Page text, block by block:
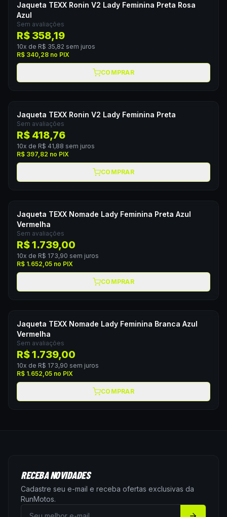
Jaqueta TEXX Ronin V2 Lady Feminina Preta Rosa
Azul
Sem avaliações
R$ 358,19
10x de R$ 35,82 sem juros
R$ 340,28 no PIX
COMPRAR
Jaqueta TEXX Ronin V2 Lady Feminina Preta
Sem avaliações
R$ 418,76
10x de R$ 41,88 sem juros
R$ 397,82 no PIX
COMPRAR
Jaqueta TEXX Nomade Lady Feminina Preta Azul
Vermelha
Sem avaliações
R$ 1.739,00
10x de R$ 173,90 sem juros
R$ 1.652,05 no PIX
COMPRAR
Jaqueta TEXX Nomade Lady Feminina Branca Azul
Vermelha
Sem avaliações
R$ 1.739,00
10x de R$ 173,90 sem juros
R$ 1.652,05 no PIX
COMPRAR
RECEBA NOVIDADES
Cadastre seu e-mail e receba ofertas exclusivas da
RunMotos.